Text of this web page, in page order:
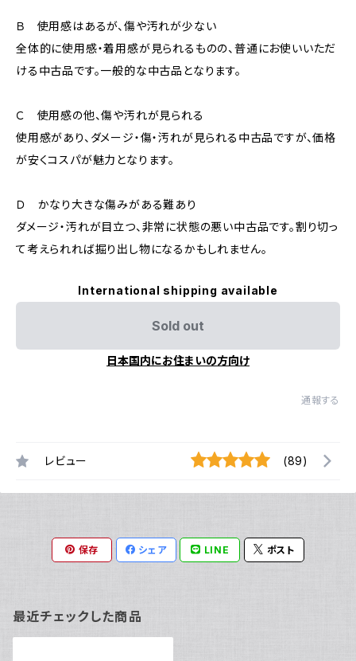
Ｂ 使用感はあるが、傷や汚れが少ない
全体的に使用感・着用感が見られるものの、普通にお使いいただ
ける中古品です。一般的な中古品となります。
Ｃ 使用感の他、傷や汚れが見られる
使用感があり、ダメージ・傷・汚れが見られる中古品ですが、価格
が安くコスパが魅力となります。
Ｄ かなり大きな傷みがある難あり
ダメージ・汚れが目立つ、非常に状態の悪い中古品です。割り切っ
て考えられれば掘り出し物になるかもしれません。
International shipping available
Sold out
日本国内にお住まいの方向け
通報する
レビュー (89)
保存 シェア LINE ポスト
最近チェックした商品